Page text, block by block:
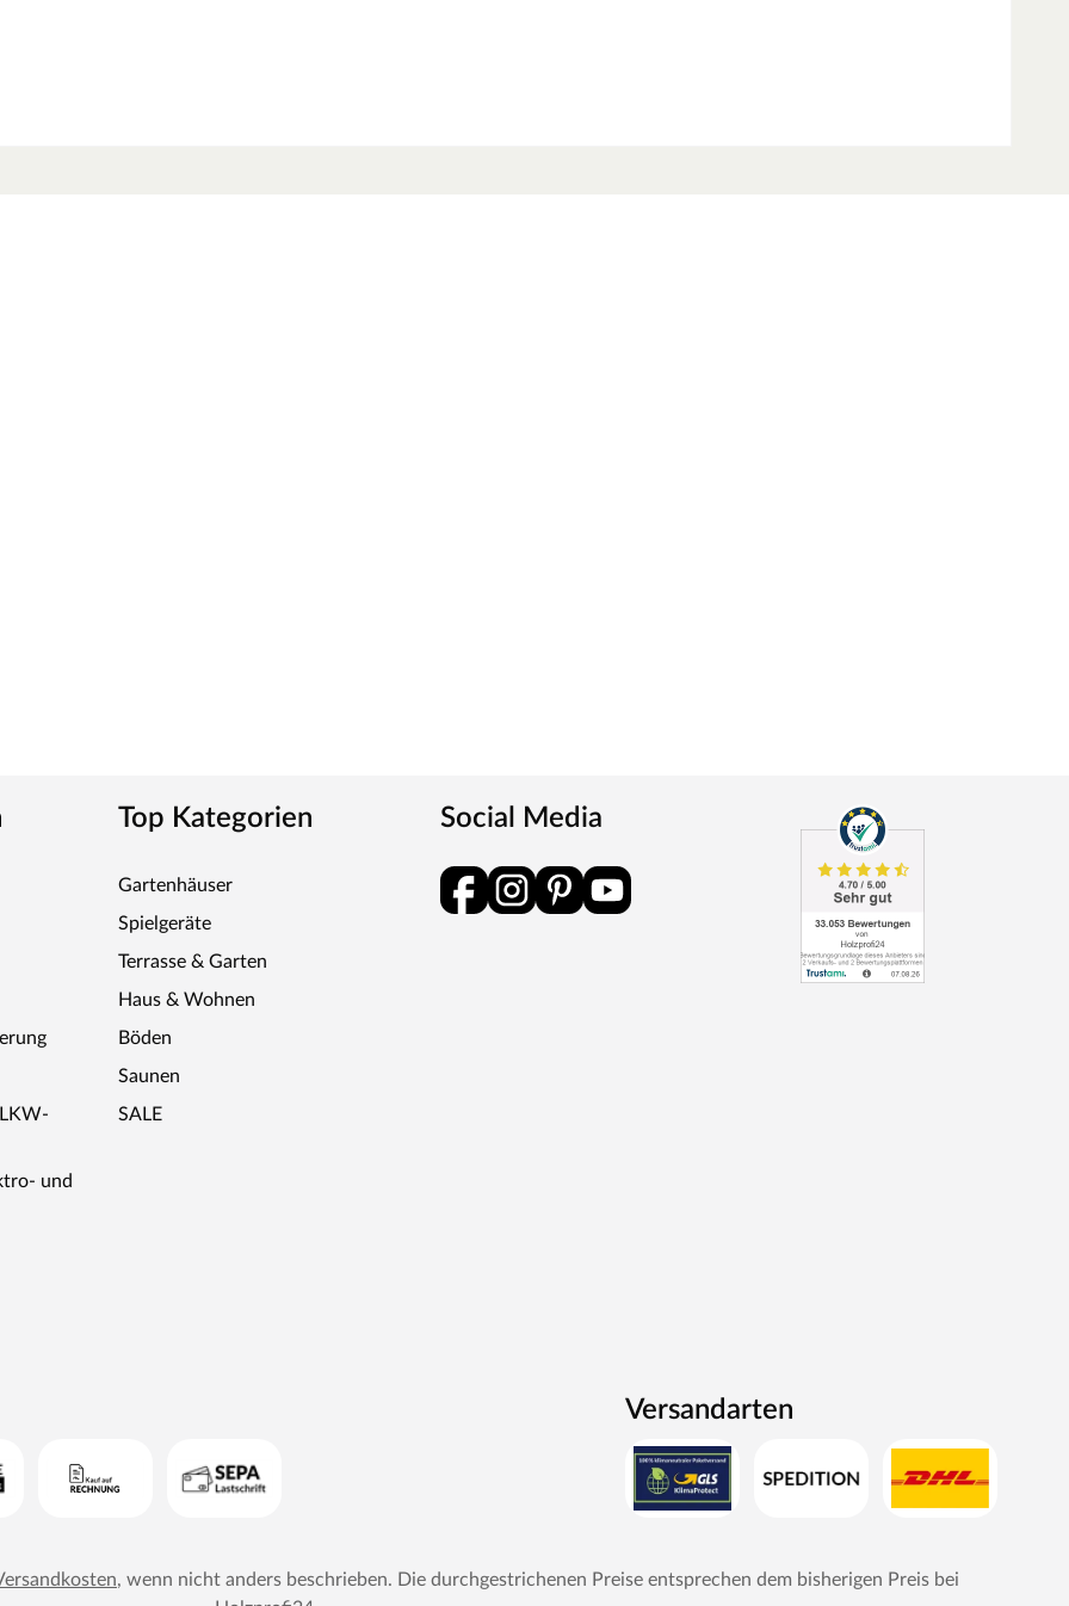
mit 16 mm Breite. (LED-Band ist nicht im
Aluprofil mit Abstandshölzer weiter von der Wand
und
Top Kategorien
Gartenhäuser
Spielgeräte
Terrasse & Garten
Haus & Wohnen
Böden
Saunen
SALE
Social Media
Versandarten
, wenn nicht anders beschrieben. Die durchgestrichenen Preise entsprechen dem bisherigen Preis bei